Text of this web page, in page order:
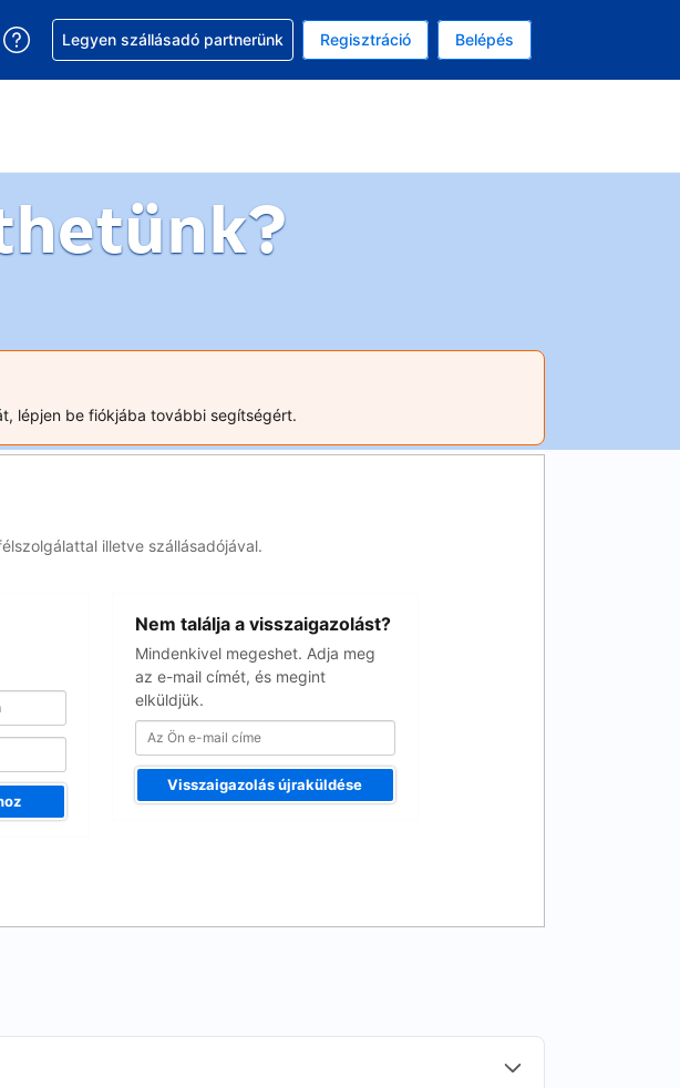
Jelenlegi kiválasztott pénznem: magyar forint
nyelvet. Jelenleg kiválasztott nyelv: Magyar
Segítség a foglalással
Legyen szállásadó partnerünk Regisztráció Belépés
lépjen be fiókjába további segítségért.
illetve szállásadójával.
Nem találja a visszaigazolást?
Mindenkivel megeshet. Adja meg
az e-mail címét, és megint
elküldjük.
Visszaigazolás újraküldése